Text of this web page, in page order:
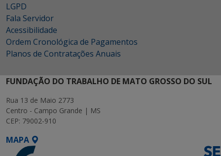
LGPD
Fala Servidor
Acessibilidade
Ordem Cronológica de Pagamentos
Planos de Contratações Anuais
FUNDAÇÃO DO TRABALHO DE MATO GROSSO DO SUL
Rua 13 de Maio 2773
Centro - Campo Grande | MS
CEP: 79002-910
MAPA